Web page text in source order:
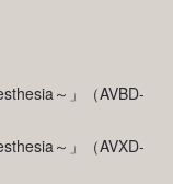
～」（AVBD-
～」（AVXD-